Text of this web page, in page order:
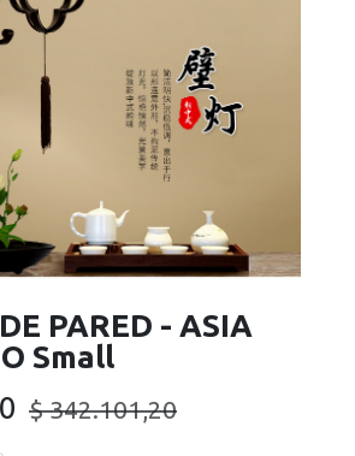
PARED - ASIA
Small
$342.101,20